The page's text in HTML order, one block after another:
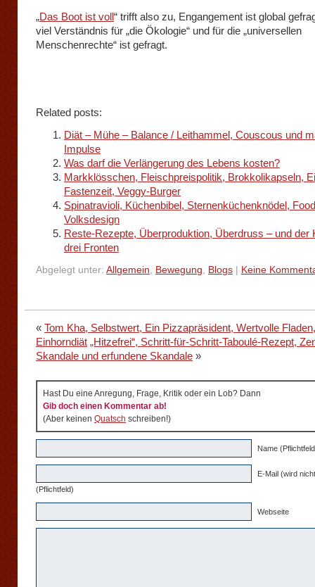
„Das Boot ist voll“ trifft also zu, Engangement ist global
viel Verständnis für „die Ökologie“ und für die „universellen
Menschenrechte“ ist gefragt.
Related posts:
Diät – Mühe – Balance / Leithammel, Couscous und
Impulse
Was darf die Verlängerung des Lebens kosten?
Markklösschen, Fleischpreispolitik, Brokkolikapseln,
Fastenzeit, Veggy-Burger
Spinatravioli, Küchenbibel, Sternenküchenknödel,
Volksdesign
Reste-Rezepte, Überproduktion, Überdruss – und der
drei Fronten
Abgelegt unter: Allgemein, Bewegung, Blogs Keine
« Tom Kha, Selbstwert, Ein Pizzapräsident, Wertvolle Fladen,
Einhorndiät „Hitzefrei“, Schritt-für-Schritt-Taboulé-Rezept,
Skandale und erfundene Skandale »
Hast Du eine Anregung, Frage, Kritik oder ein Lob? Dann
Gib doch einen Kommentar ab!
(Aber keinen Quatsch schreiben!)
Name
E-Mail (wird
(Pflichtfeld)
Webseite